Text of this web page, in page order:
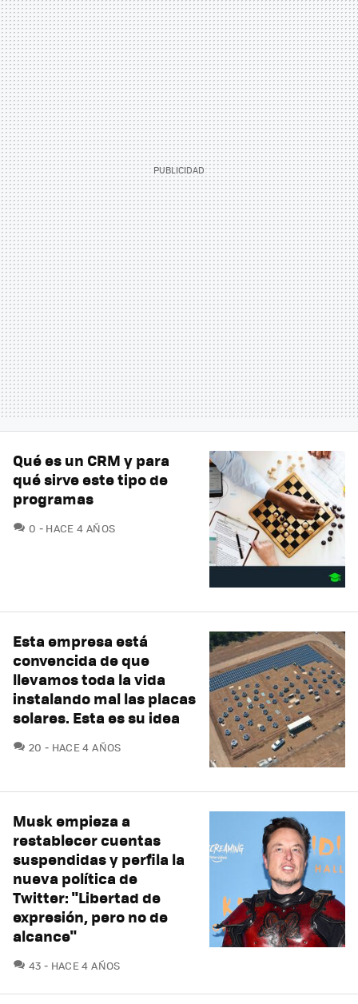
Qué es un CRM y para
qué sirve este tipo de
programas
0 COMENTARIOS
HACE 4 AÑOS
Esta empresa está
convencida de que
llevamos toda la vida
instalando mal las placas
solares. Esta es su idea
20 COMENTARIOS
HACE 4 AÑOS
Musk empieza a
restablecer cuentas
suspendidas y perfila la
nueva política de
Twitter: "Libertad de
expresión, pero no de
alcance"
43 COMENTARIOS
HACE 4 AÑOS